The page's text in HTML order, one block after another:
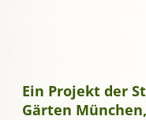
Ein Projekt der
Gärten